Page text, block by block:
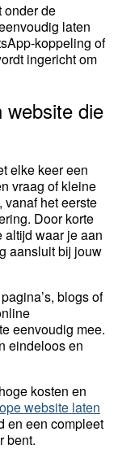
onder de
laten
koppeling of
ingericht om
website die
elke keer een
vraag of kleine
het eerste
Door korte
waar je aan
aansluit bij jouw
blogs of
eenvoudig mee.
eindeloos en
kosten en
website laten
en een compleet
bent.